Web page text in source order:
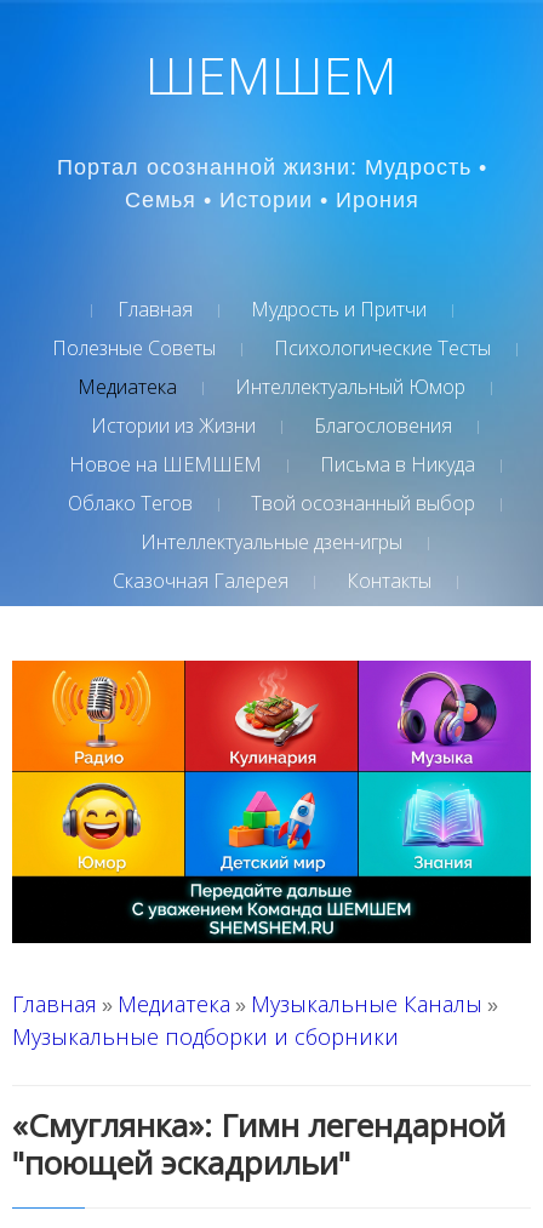
ШЕМШЕМ
Портал осознанной жизни: Мудрость •
Семья • Истории • Ирония
Главная
Мудрость и Притчи
Полезные Советы
Психологические Тесты
Медиатека
Интеллектуальный Юмор
Истории из Жизни
Благословения
Новое на ШЕМШЕМ
Письма в Никуда
Облако Тегов
Твой осознанный выбор
Интеллектуальные дзен-игры
Сказочная Галерея
Контакты
Главная » Медиатека » Музыкальные Каналы »
Музыкальные подборки и сборники
«Смуглянка»: Гимн легендарной
"поющей эскадрильи"